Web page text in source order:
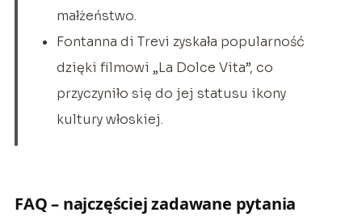
małżeństwo.
Fontanna di Trevi zyskała popularność
dzięki filmowi „La Dolce Vita”, co
przyczyniło się do jej statusu ikony
kultury włoskiej.
FAQ – najczęściej zadawane pytania